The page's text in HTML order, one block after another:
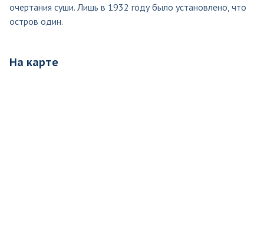
очертания суши. Лишь в 1932 году было установлено, что
остров один.
На карте